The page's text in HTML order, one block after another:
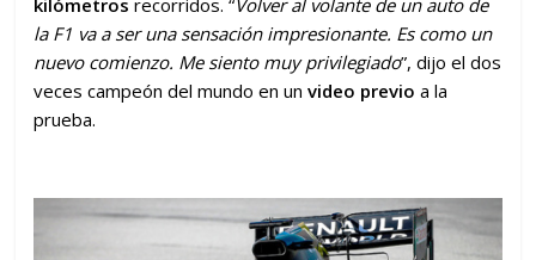
kilómetros recorridos. “Volver al volante de un auto de
la F1 va a ser una sensación impresionante. Es como un
nuevo comienzo. Me siento muy privilegiado”, dijo el dos
veces campeón del mundo en unvideo previoa la
prueba.